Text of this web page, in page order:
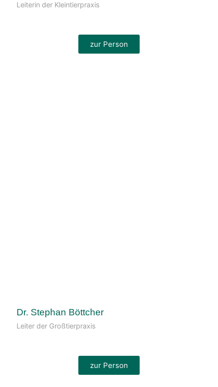
Leiterin der Kleintierpraxis
zur Person
Dr. Stephan Böttcher
Leiter der Großtierpraxis
zur Person